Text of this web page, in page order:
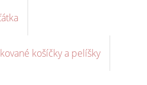
košíčky a pelíšky